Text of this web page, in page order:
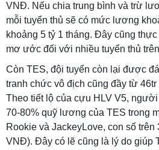
VNĐ. Nếu chia trung bình và trừ
mỗi tuyển thủ sẽ có mức lương
khoảng 5 tỷ 1 tháng. Đây cũng
mơ ước đối với nhiều tuyển thủ
Còn TES, đội tuyển còn lại được
tranh chức vô địch cũng đầy từ
Theo tiết lộ của cựu HLV V5,
70-80% quỹ lương của TES trong
Rookie và JackeyLove, con số
VNĐ). Đây có lẽ cũng là lý do giúp